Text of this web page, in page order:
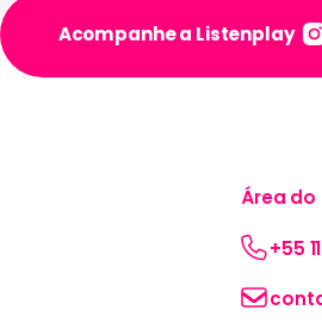
Footer Acompanhe a Listenplay
Área do
+55